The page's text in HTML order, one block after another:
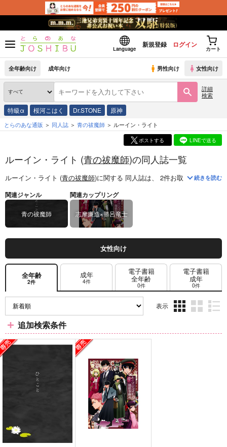
Language
新規登録 ログイン
カート
全年齢向け 成年向け 男性向け 女性向け
詳細
検索
特級α 桜河こはく Dr.STONE 原神
とらのあな通販 同人誌 青の祓魔師 ルーイン・ライト
ポストする LINEで送る
ルーイン・ライト (青の祓魔師)の同人誌一覧
ルーイン・ライト (青の祓魔師)に関する 同人誌は、 2件お取り扱いがござ
続きを読む
関連ジャンル
青の祓魔師
関連カップリング
志摩廉造×勝呂竜士
女性向け
全年齢
2件
成年
4件
電子書籍
全年齢
0件
電子書籍
成年
0件
表示
ム
ム
ム
追加検索条件